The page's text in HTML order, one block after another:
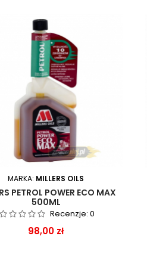
MARKA: MILLERS OILS
PETROL POWER ECO MAX
500ML
Recenzje: 0
Cena
98,00 zł